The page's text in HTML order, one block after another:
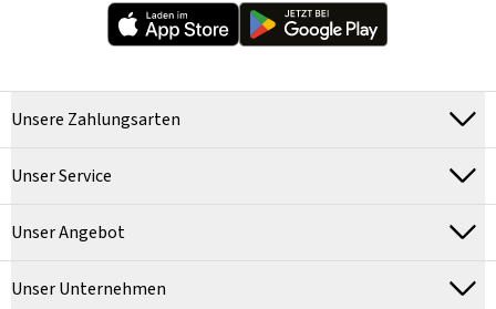
Unsere Zahlungsarten
Unser Service
Unser Angebot
Unser Unternehmen